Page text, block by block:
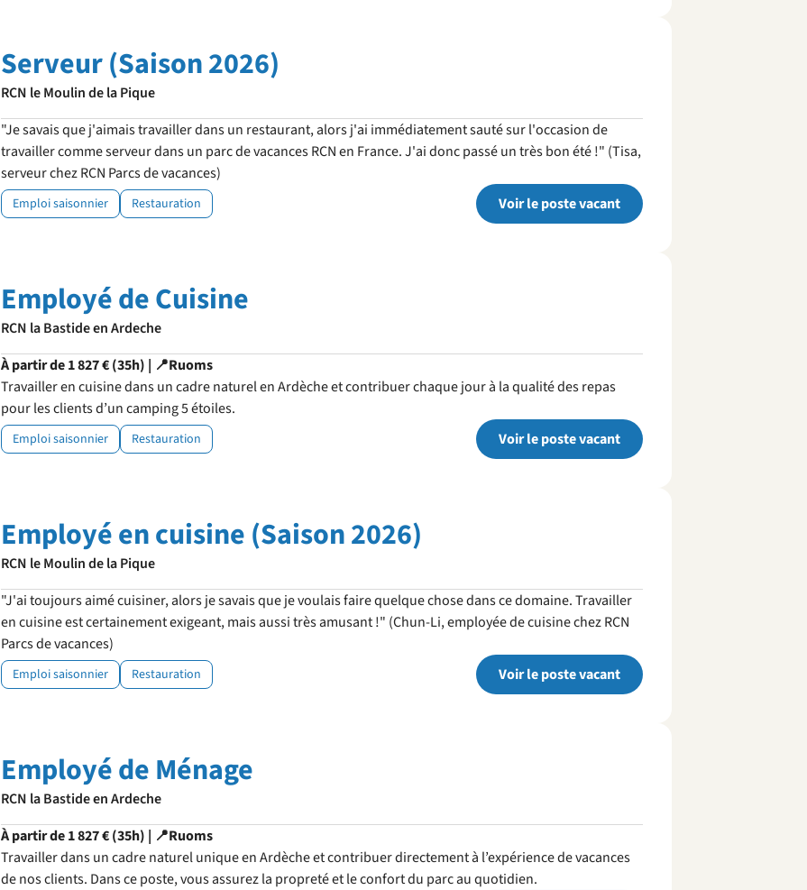
Serveur (Saison 2026)
RCN le Moulin de la Pique
"Je savais que j'aimais travailler dans un restaurant, alors j'ai immédiatement sauté sur l'occasion de
travailler comme serveur dans un parc de vacances RCN en France. J'ai donc passé un très bon été !" (Tisa,
serveur chez RCN Parcs de vacances)
Emploi saisonnier Restauration Voir le poste vacant
Employé de Cuisine
RCN la Bastide en Ardeche
À partir de 1 827 € (35h) | 📍Ruoms
Travailler en cuisine dans un cadre naturel en Ardèche et contribuer chaque jour à la qualité des repas
pour les clients d’un camping 5 étoiles.
Emploi saisonnier Restauration Voir le poste vacant
Employé en cuisine (Saison 2026)
RCN le Moulin de la Pique
"J'ai toujours aimé cuisiner, alors je savais que je voulais faire quelque chose dans ce domaine. Travailler
en cuisine est certainement exigeant, mais aussi très amusant !" (Chun-Li, employée de cuisine chez RCN
Parcs de vacances)
Emploi saisonnier Restauration Voir le poste vacant
Employé de Ménage
RCN la Bastide en Ardeche
À partir de 1 827 € (35h) | 📍Ruoms
Travailler dans un cadre naturel unique en Ardèche et contribuer directement à l’expérience de vacances
de nos clients. Dans ce poste, vous assurez la propreté et le confort du parc au quotidien.